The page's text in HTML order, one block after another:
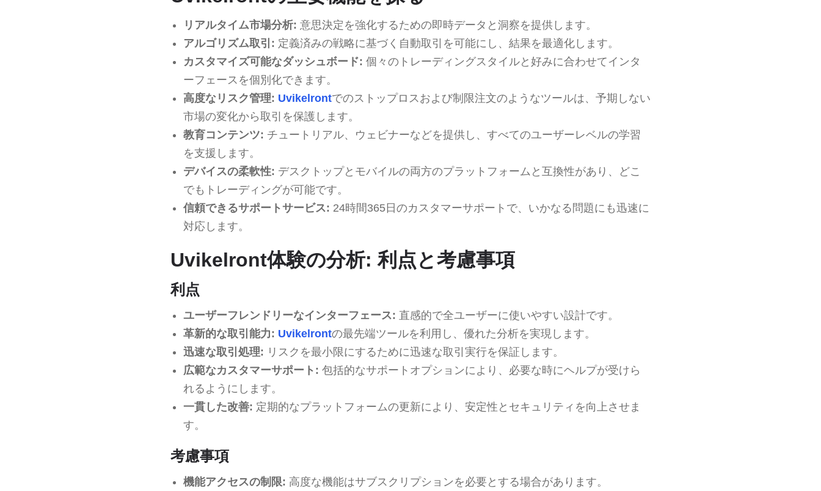
リアルタイム市場分析: 意思決定を強化するための即時データと洞察を提供します。
アルゴリズム取引: 定義済みの戦略に基づく自動取引を可能にし、結果を最適化します。
カスタマイズ可能なダッシュボード: 個々のトレーディングスタイルと好みに合わせてインタ
ーフェースを個別化できます。
高度なリスク管理: Uvikelrontでのストップロスおよび制限注文のようなツールは、予期しない
市場の変化から取引を保護します。
教育コンテンツ: チュートリアル、ウェビナーなどを提供し、すべてのユーザーレベルの学習
を支援します。
デバイスの柔軟性: デスクトップとモバイルの両方のプラットフォームと互換性があり、どこ
でもトレーディングが可能です。
信頼できるサポートサービス: 24時間365日のカスタマーサポートで、いかなる問題にも迅速に
対応します。
Uvikelront体験の分析: 利点と考慮事項
利点
ユーザーフレンドリーなインターフェース: 直感的で全ユーザーに使いやすい設計です。
革新的な取引能力: Uvikelrontの最先端ツールを利用し、優れた分析を実現します。
迅速な取引処理: リスクを最小限にするために迅速な取引実行を保証します。
広範なカスタマーサポート: 包括的なサポートオプションにより、必要な時にヘルプが受けら
れるようにします。
一貫した改善: 定期的なプラットフォームの更新により、安定性とセキュリティを向上させま
す。
考慮事項
機能アクセスの制限: 高度な機能はサブスクリプションを必要とする場合があります。